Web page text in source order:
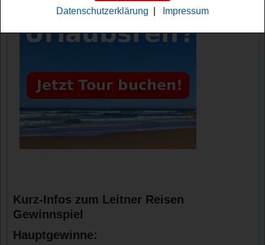
Kurz-Infos zum Leitner Reisen
Gewinnspiel
Hauptgewinne:
Datenschutzerklärung Impressum